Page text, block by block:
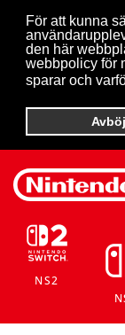
För att kunna
den här
webbpolicy för
sparar och
Avböj
Skip to main
NS2